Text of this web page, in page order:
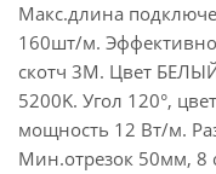
Макс.длина
160шт/м.
скотч 3М. Цвет
5200K. Угол 120°,
мощность 12 Вт/м.
Мин.отрезок 50мм, 8